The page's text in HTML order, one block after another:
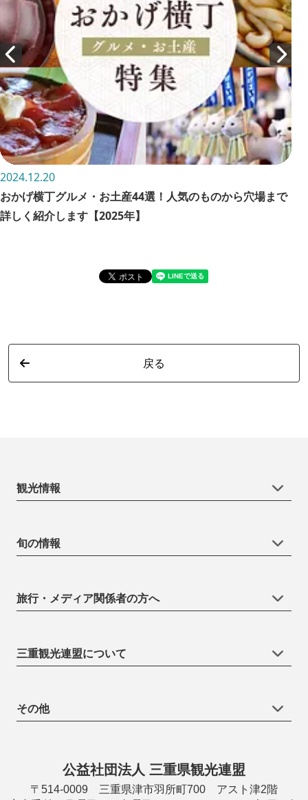
2024.12.20
おかげ横丁グルメ・お土産44選！人気のものから穴場まで
詳しく紹介します【2025年】
戻る
観光情報
旬の情報
旅行・メディア関係者の方へ
三重観光連盟について
その他
公益社団法人 三重県観光連盟
〒514-0009 三重県津市羽所町700 アスト津2階